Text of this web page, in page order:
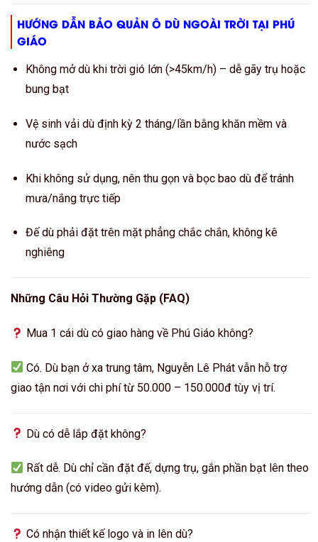
HƯỚNG DẪN BẢO QUẢN Ô DÙ NGOÀI TRỜI TẠI PHÚ
GIÁO
Không mở dù khi trời gió lớn (>45km/h) – dễ gãy trụ hoặc
bung bạt
Vệ sinh vải dù định kỳ 2 tháng/lần bằng khăn mềm và
nước sạch
Khi không sử dụng, nên thu gọn và bọc bao dù để tránh
mưa/nắng trực tiếp
Đế dù phải đặt trên mặt phẳng chắc chắn, không kê
nghiêng
Những Câu Hỏi Thường Gặp (FAQ)
Mua 1 cái dù có giao hàng về Phú Giáo không?
Có. Dù bạn ở xa trung tâm, Nguyễn Lê Phát vẫn hỗ trợ
giao tận nơi với chi phí từ 50.000 – 150.000đ tùy vị trí.
Dù có dễ lắp đặt không?
Rất dễ. Dù chỉ cần đặt đế, dựng trụ, gắn phần bạt lên theo
hướng dẫn (có video gửi kèm).
Có nhận thiết kế logo và in lên dù?